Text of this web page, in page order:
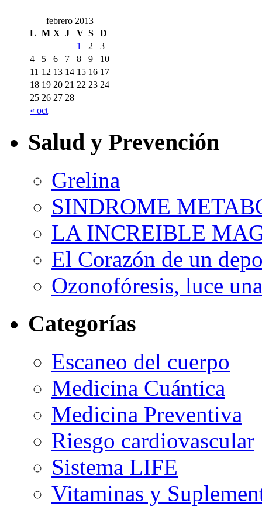
febrero 2013
L M X J V S D
« oct
1 2
3
4
5 6 7 8 9
10
11 12 13 14 15 16 17
18 19 20 21 22 23 24
25 26 27 28
Salud y Prevención
Grelina
SINDROME
LA INCREIBLE
El Corazón de un
Ozonofóresis, luce
Categorías
Escaneo del cuerpo
Medicina Cuántica
Medicina Preventiva
Riesgo cardiovascular
Sistema LIFE
Vitaminas y